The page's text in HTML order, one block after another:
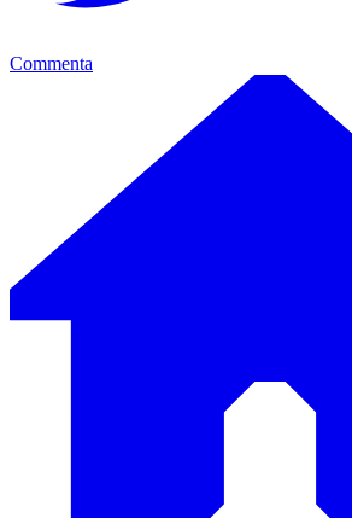
Commenta